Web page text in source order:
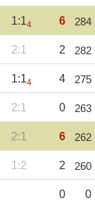
1:14 6 284
2:1 2 282
1:14 4 275
2:1 0 263
2:1 6 262
1:2 2 260
0 0